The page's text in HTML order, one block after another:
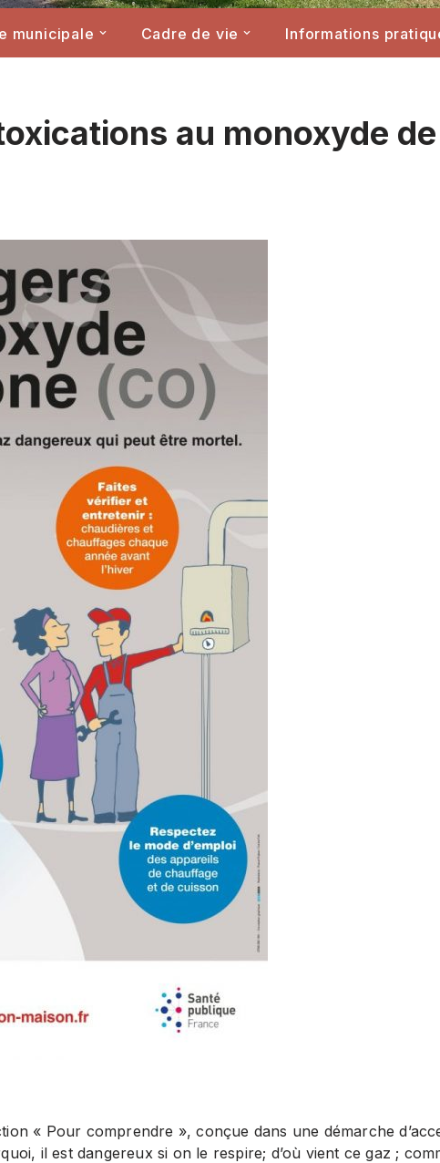
municipale Cadre de vie Informations
au monoxyde
« Pour comprendre », conçue dans une démarche
il est dangereux si on le respire; d’où vient ce gaz ;